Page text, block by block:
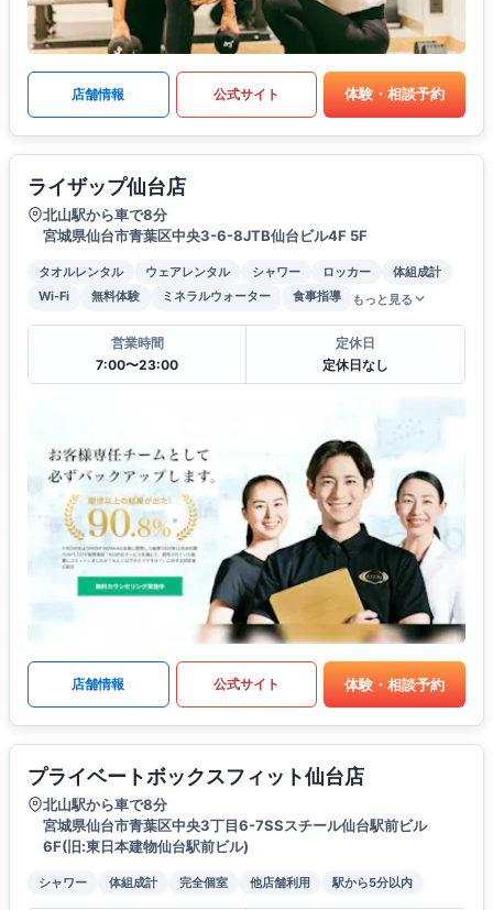
店舗情報 公式サイト 体験・相談予約
ライザップ仙台店
北山駅から車で8分
宮城県仙台市青葉区中央3-6-8JTB仙台ビル4F 5F
タオルレンタル ウェアレンタル シャワー ロッカー
体組成計
Wi-Fi
無料体験 ミネラルウォーター 食事指導 もっと見る
営業時間
7:00〜23:00
定休日
定休日なし
店舗情報 公式サイト 体験・相談予約
プライベートボックスフィット仙台店
北山駅から車で8分
宮城県仙台市青葉区中央3丁目6-7SSスチール仙台駅前ビル
6F(旧:東日本建物仙台駅前ビル)
シャワー 体組成計 完全個室 他店舗利用 駅から5分以内